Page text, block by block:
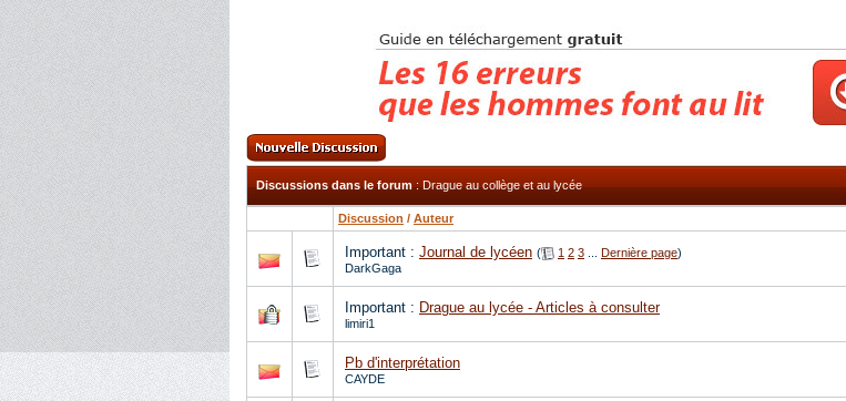
Discussions dans le forum: Drague au collège et au lycée
Discussion / Auteur
Important : Journal de lycéen ( 1 2 3 Dernière page)
DarkGaga
Important : Drague au lycée - Articles à consulter
limiri1
Pb d'interprétation
CAYDE